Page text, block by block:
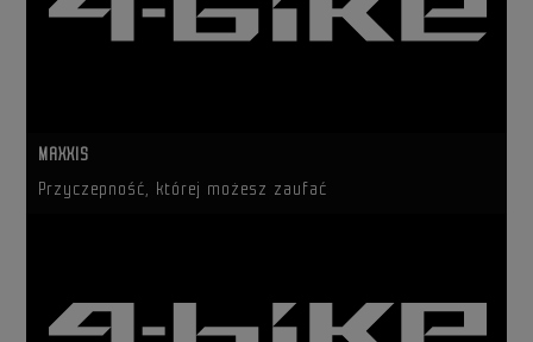
MAXXIS
Przyczepność, której możesz zaufać